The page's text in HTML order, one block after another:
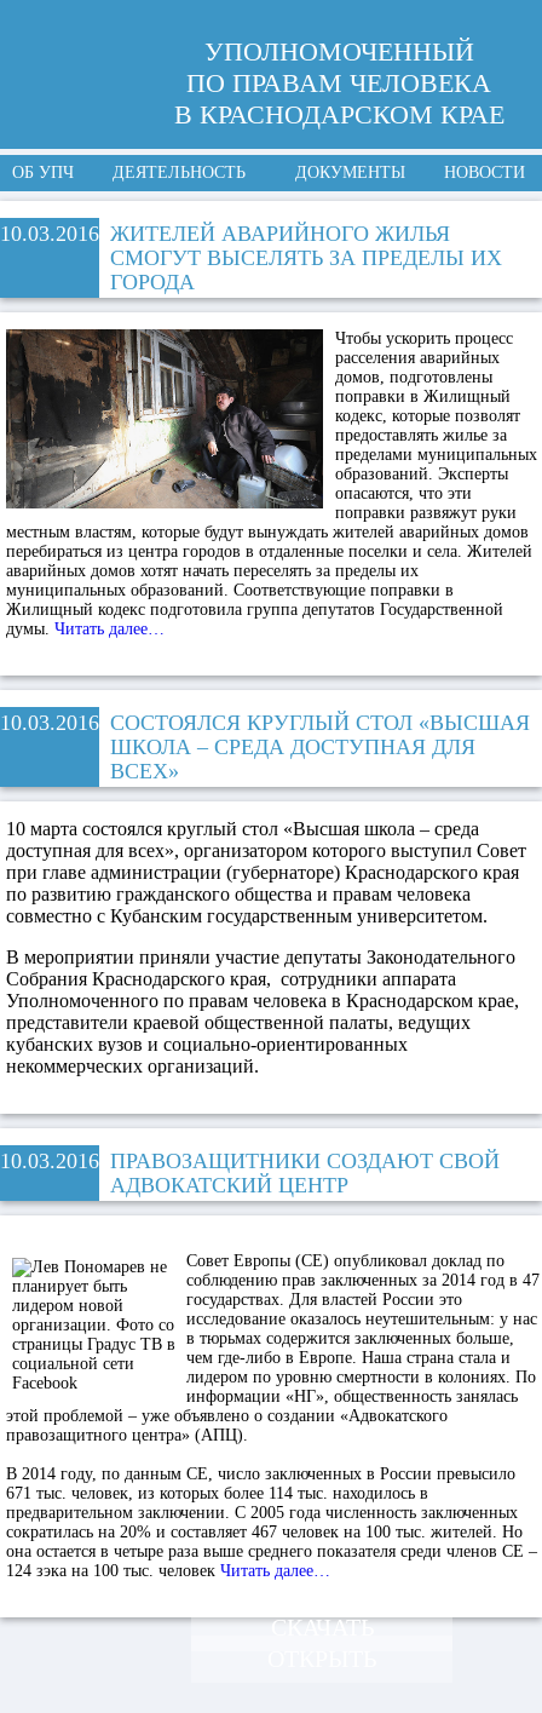
УПОЛНОМОЧЕННЫЙ
ПО ПРАВАМ ЧЕЛОВЕКА
В КРАСНОДАРСКОМ КРАЕ
ОБ УПЧ ДЕЯТЕЛЬНОСТЬ ДОКУМЕНТЫ НОВОСТИ
10.03.2016 ЖИТЕЛЕЙ АВАРИЙНОГО ЖИЛЬЯ
СМОГУТ ВЫСЕЛЯТЬ ЗА ПРЕДЕЛЫ ИХ
ГОРОДА
Чтобы ускорить процесс
расселения аварийных
домов, подготовлены
поправки в Жилищный
кодекс, которые позволят
предоставлять жилье за
пределами муниципальных
образований. Эксперты
опасаются, что эти
поправки развяжут руки
местным властям, которые будут вынуждать жителей аварийных домов
перебираться из центра городов в отдаленные поселки и села. Жителей
аварийных домов хотят начать переселять за пределы их
муниципальных образований. Соответствующие поправки в
Жилищный кодекс подготовила группа депутатов Государственной
думы. Читать далее…
10.03.2016 СОСТОЯЛСЯ КРУГЛЫЙ СТОЛ «ВЫСШАЯ
ШКОЛА – СРЕДА ДОСТУПНАЯ ДЛЯ
ВСЕХ»
10 марта состоялся круглый стол «Высшая школа – среда
доступная для всех», организатором которого выступил Совет
при главе администрации (губернаторе) Краснодарского края
по развитию гражданского общества и правам человека
совместно с Кубанским государственным университетом.
В мероприятии приняли участие депутаты Законодательного
Собрания Краснодарского края, сотрудники аппарата
Уполномоченного по правам человека в Краснодарском крае,
представители краевой общественной палаты, ведущих
кубанских вузов и социально-ориентированных
некоммерческих организаций.
10.03.2016 ПРАВОЗАЩИТНИКИ СОЗДАЮТ СВОЙ
АДВОКАТСКИЙ ЦЕНТР
Совет Европы (СЕ) опубликовал доклад по
соблюдению прав заключенных за 2014 год в 47
государствах. Для властей России это
исследование оказалось неутешительным: у нас
в тюрьмах содержится заключенных больше,
чем где-либо в Европе. Наша страна стала и
лидером по уровню смертности в колониях. По
информации «НГ», общественность занялась
этой проблемой – уже объявлено о создании «Адвокатского
правозащитного центра» (АПЦ).
В 2014 году, по данным СЕ, число заключенных в России превысило
671 тыс. человек, из которых более 114 тыс. находилось в
предварительном заключении. С 2005 года численность заключенных
сократилась на 20% и составляет 467 человек на 100 тыс. жителей. Но
она остается в четыре раза выше среднего показателя среди членов СЕ –
124 зэка на 100 тыс. человек Читать далее…
СКАЧАТЬ